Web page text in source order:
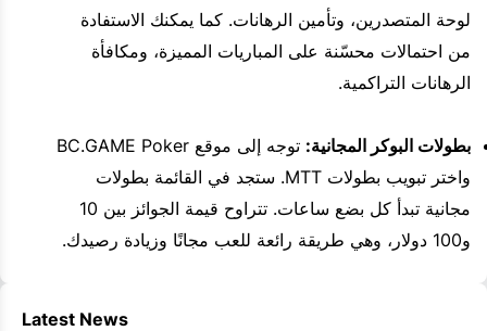
لوحة المتصدرين، وتأمين الرهانات. كما يمكنك الاستفادة
من احتمالات محسّنة على المباريات المميزة، ومكافأة
الرهانات التراكمية.
بطولات البوكر المجانية:
توجه إلى موقع BC.GAME Poker
واختر تبويب بطولات MTT. ستجد في القائمة بطولات
مجانية تبدأ كل بضع ساعات. تتراوح قيمة الجوائز بين 10
و100 دولار، وهي طريقة رائعة للعب مجانًا وزيادة رصيدك.
Latest News